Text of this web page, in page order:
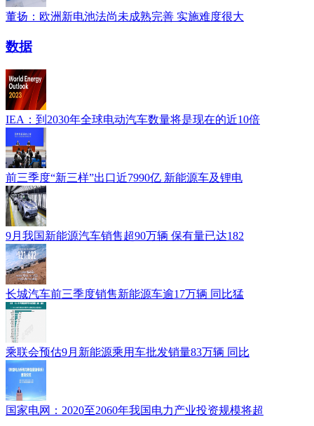
董扬：欧洲新电池法尚未成熟完善 实施难度很大
数据
IEA：到2030年全球电动汽车数量将是现在的近10倍
前三季度“新三样”出口近7990亿 新能源车及锂电
9月我国新能源汽车销售超90万辆 保有量已达182
长城汽车前三季度销售新能源车逾17万辆 同比猛
乘联会预估9月新能源乘用车批发销量83万辆 同比
国家电网：2020至2060年我国电力产业投资规模将超